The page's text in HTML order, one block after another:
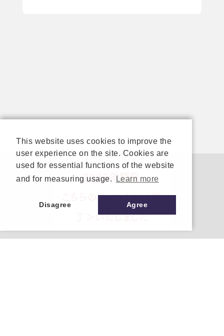
2025年開催
こちらのイベントは＜終
了＞いたしました
各種お問い合わせ
などがございましたら、お電話、メール、LINE
This website uses cookies to improve the
user experience on the site. Cookies are
used for essential functions of the website
and for measuring usage.
Learn more
Disagree Agree